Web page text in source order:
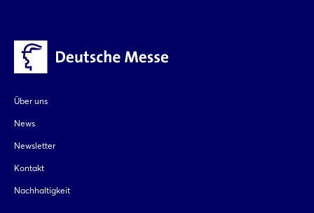
Über uns
News
Newsletter
Kontakt
Nachhaltigkeit